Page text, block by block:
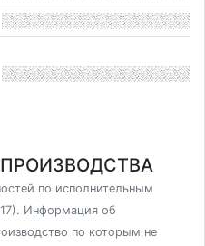
по исполнительным
Информация об
по которым не